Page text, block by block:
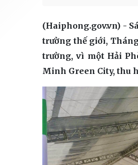
(Haiphong.gov.vn) -
trường thế giới,
trường, vì một Hải
Minh Green City, thu